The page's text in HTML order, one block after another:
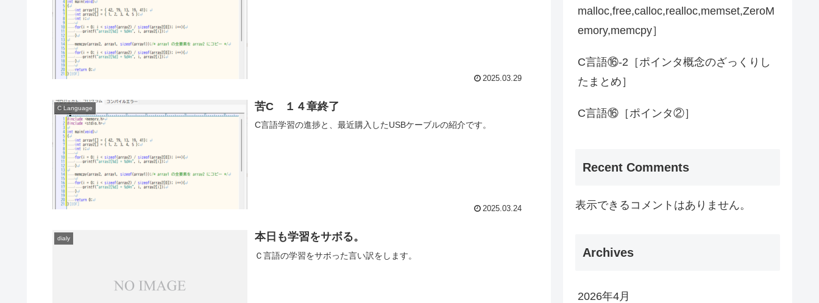
2025.03.29
C Language 苦C １４章終了
C言語学習の進捗と、最近購入したUSBケーブルの紹介です。
2025.03.24
dialy 本日も学習をサボる。
Ｃ言語の学習をサボった言い訳をします。
malloc,free,calloc,realloc,memset,ZeroM
emory,memcpy］
C言語⑯-2［ポインタ概念のざっくりし
たまとめ］
C言語⑯［ポインタ②］
Recent Comments
表示できるコメントはありません。
Archives
2026年4月